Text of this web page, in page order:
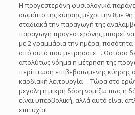
Η προγεστερόνη φυσιολογικά
σωμάτιο της κύησης μέχρι την 8με
σταδιακά την παραγωγή της
παραγωγή προγεστερόνης μπορεί να
με 2 γραμμάρια την ημέρα,
από αυτό που μετρησατε . Ωστόσο
απολύτως νόημα η μέτρηση της
περίπτωση επιβεβαιωμενης κύησης
καρδιακή λειτουργία . Τώρα στο
μεγάλη ή μικρή δόση νομίζω πως η
είναι υπερβολική, αλλά αυτό είναι
επιτυχία!